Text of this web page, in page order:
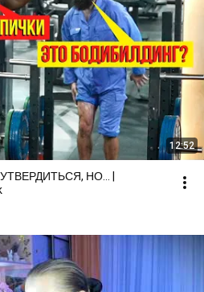
12:52
НО... |